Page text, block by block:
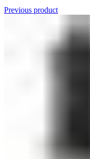
Previous product